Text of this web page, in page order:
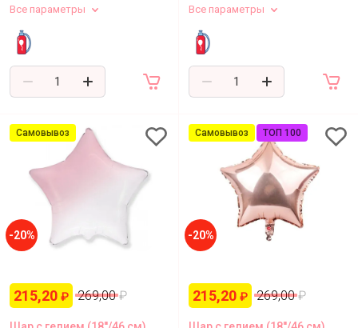
Все параметры Все параметры
Самовывоз
-20%
215,20 ₽ 269,00 ₽
Самовывоз ТОП 100
-20%
215,20 ₽ 269,00 ₽